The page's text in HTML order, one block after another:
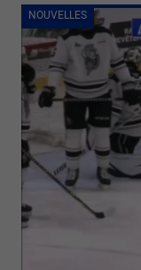
NOUVELLES